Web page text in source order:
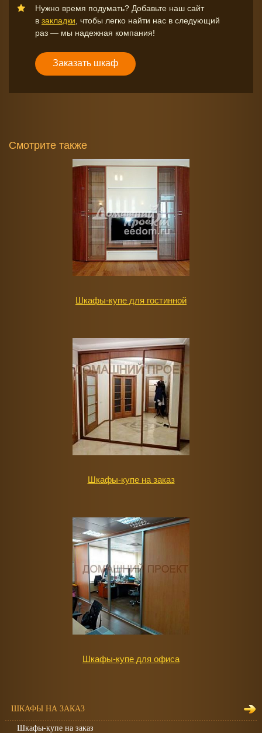
Нужно время подумать? Добавьте наш сайт
в закладки , чтобы легко найти нас в следующий
раз — мы надежная компания!
Заказать шкаф
Смотрите также
Шкафы-купе для гостинной
Шкафы-купе на заказ
Шкафы-купе для офиса
ШКАФЫ НА ЗАКАЗ
Шкафы-купе на заказ